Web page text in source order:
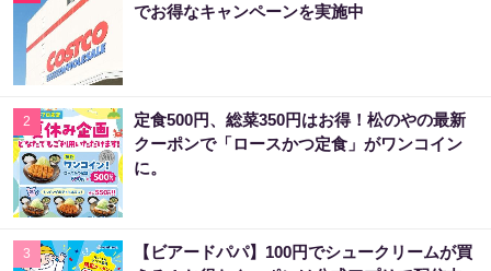
でお得なキャンペーンを実施中
2
定食500円、総菜350円はお得！松のやの最新
クーポンで「ロースかつ定食」がワンコイン
に。
3
【ビアードパパ】100円でシュークリームが買